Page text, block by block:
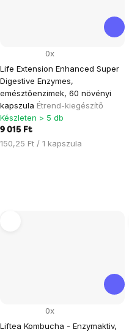
Life Extension Enhanced Super
Digestive Enzymes,
emésztőenzimek, 60 növényi
kapszula Étrend-kiegészítő
0x
Készleten > 5 db
9 015 Ft
Egységár:
150,25 Ft / 1 kapszula
Liftea Kombucha - Enzymaktiv,
0x